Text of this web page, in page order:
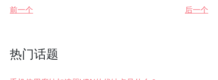
前一个
后一个
热门话题